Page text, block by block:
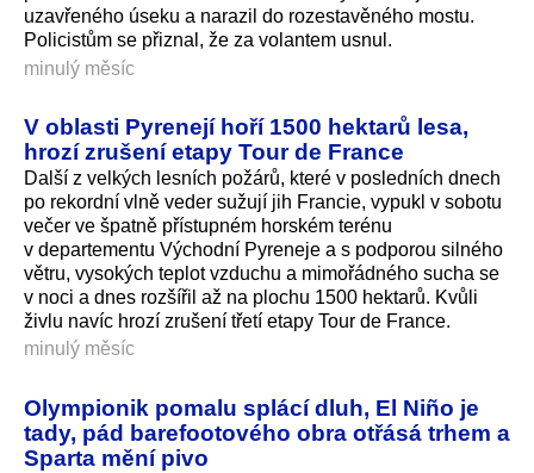
uzavřeného úseku a narazil do rozestavěného mostu.
Policistům se přiznal, že za volantem usnul.
minulý měsíc
V oblasti Pyrenejí hoří 1500 hektarů lesa,
hrozí zrušení etapy Tour de France
Další z velkých lesních požárů, které v posledních dnech
po rekordní vlně veder sužují jih Francie, vypukl v sobotu
večer ve špatně přístupném horském terénu
v departementu Východní Pyreneje a s podporou silného
větru, vysokých teplot vzduchu a mimořádného sucha se
v noci a dnes rozšířil až na plochu 1500 hektarů. Kvůli
živlu navíc hrozí zrušení třetí etapy Tour de France.
minulý měsíc
Olympionik pomalu splácí dluh, El Niño je
tady, pád barefootového obra otřásá trhem a
Sparta mění pivo